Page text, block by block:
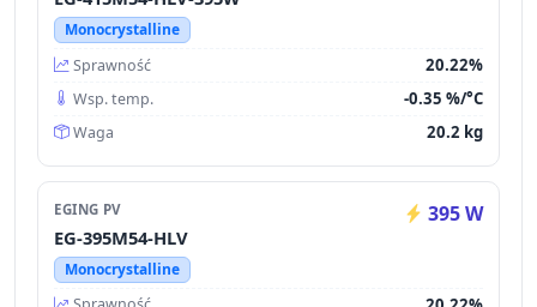
Monocrystalline
Sprawność
20.22%
Wsp. temp. -0.35 %/°C
Waga 20.2 kg
EGING PV 395 W
EG-395M54-HLV
Monocrystalline